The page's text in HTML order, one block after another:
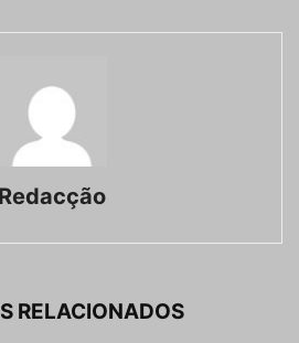
Redacção
RELACIONADOS